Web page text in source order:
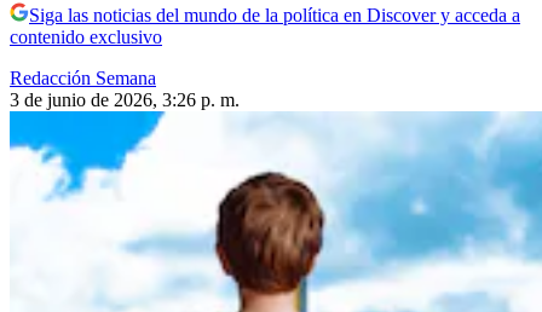
Siga las noticias del mundo de la política en Discover y acceda a
contenido exclusivo
Redacción Semana
3 de junio de 2026, 3:26 p. m.